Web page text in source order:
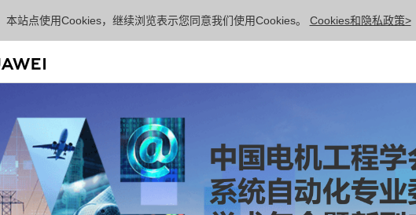
本站点使用Cookies，继续浏览表示您同意我们使用Cookies。 Cookies和隐私政策>